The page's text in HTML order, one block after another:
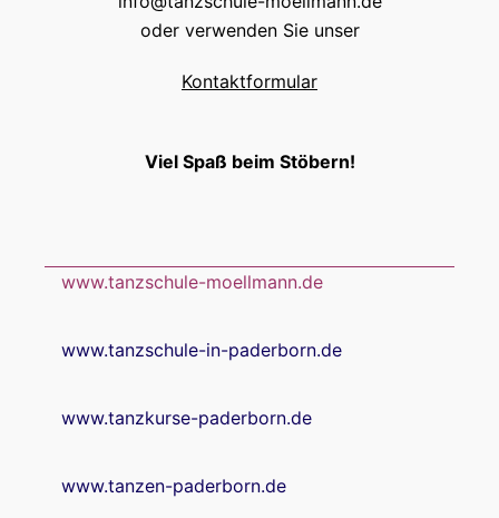
oder verwenden Sie unser
Kontaktformular
Viel Spaß beim Stöbern!
www.tanzschule-moellmann.de
www.tanzschule-in-paderborn.de
www.tanzkurse-paderborn.de
www.tanzen-paderborn.de